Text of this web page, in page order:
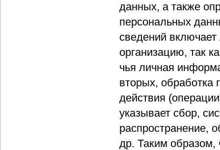
данных, а также
персональных
сведений
организацию, так
чья личная
вторых,
действия
указывает сбор,
распространение,
др. Таким